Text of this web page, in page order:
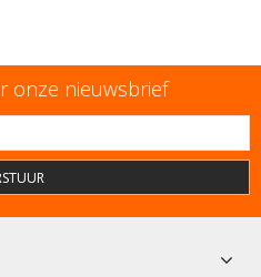
onze nieuwsbrief